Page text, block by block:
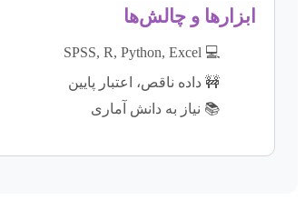
ابزارها و چالش‌ها
💻 SPSS, R, Python, Excel
🚧 داده ناقص، اعتبار پایین
📚 نیاز به دانش آماری